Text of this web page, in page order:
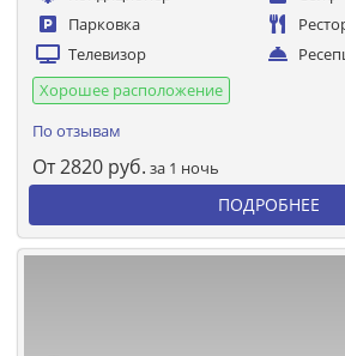
Парковка
Телевизор
Хорошее расположение
По отзывам
От2820 руб. за 1 ночь
ПОДРОБНЕЕ